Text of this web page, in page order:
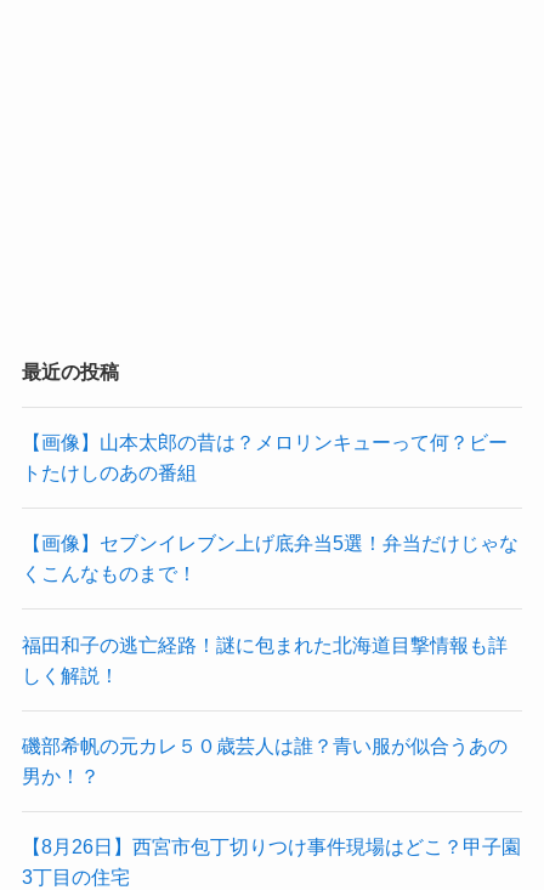
最近の投稿
【画像】山本太郎の昔は？メロリンキューって何？ビー
トたけしのあの番組
【画像】セブンイレブン上げ底弁当5選！弁当だけじゃな
くこんなものまで！
福田和子の逃亡経路！謎に包まれた北海道目撃情報も詳
しく解説！
磯部希帆の元カレ５０歳芸人は誰？青い服が似合うあの
男か！？
【8月26日】西宮市包丁切りつけ事件現場はどこ？甲子園
3丁目の住宅